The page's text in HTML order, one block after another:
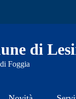
di
Foggia